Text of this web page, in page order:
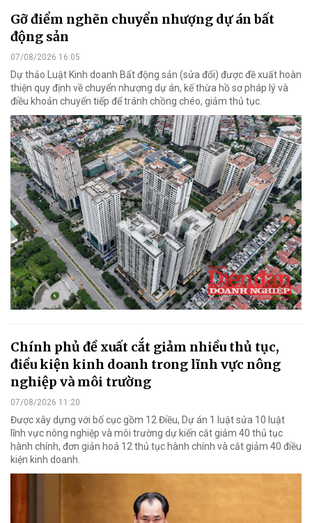
Gỡ điểm nghẽn chuyển nhượng dự án bất
động sản
07/08/2026 16:05
Dự thảo Luật Kinh doanh Bất động sản (sửa đổi) được đề xuất hoàn
thiện quy định về chuyển nhượng dự án, kế thừa hồ sơ pháp lý và
điều khoản chuyển tiếp để tránh chồng chéo, giảm thủ tục.
Chính phủ đề xuất cắt giảm nhiều thủ tục,
điều kiện kinh doanh trong lĩnh vực nông
nghiệp và môi trường
07/08/2026 11:20
Được xây dựng với bố cục gồm 12 Điều, Dự án 1 luật sửa 10 luật
lĩnh vực nông nghiệp và môi trường dự kiến cắt giảm 40 thủ tục
hành chính, đơn giản hoá 12 thủ tục hành chính và cắt giảm 40 điều
kiện kinh doanh.